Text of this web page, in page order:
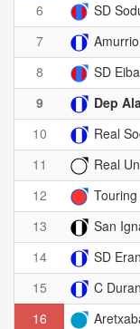
6
SD
7
8
SD
9
Dep
10
Real
11
Real
12
13
San
14
SD
15
C
16